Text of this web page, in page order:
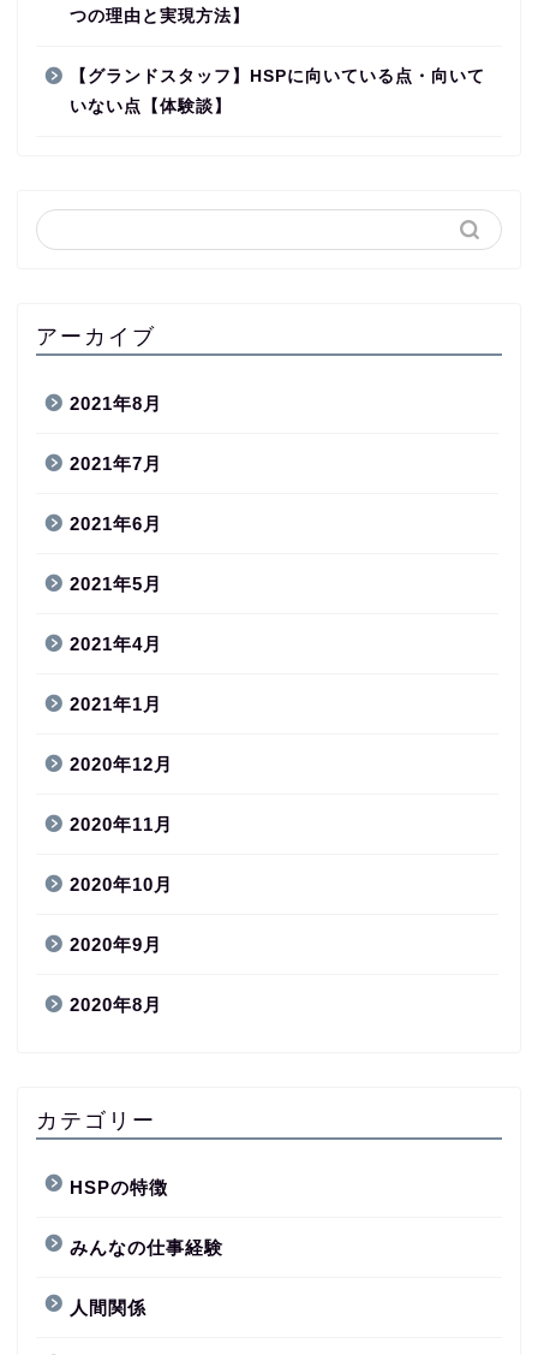
つの理由と実現方法】
【グランドスタッフ】HSPに向いている点・向いて
いない点【体験談】
アーカイブ
2021年8月
2021年7月
2021年6月
2021年5月
2021年4月
2021年1月
2020年12月
2020年11月
2020年10月
2020年9月
2020年8月
カテゴリー
HSPの特徴
みんなの仕事経験
人間関係